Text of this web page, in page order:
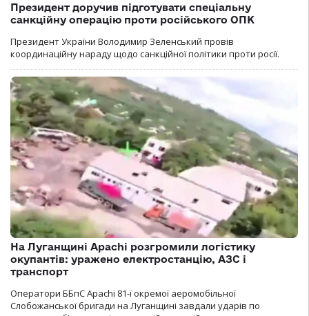
Президент доручив підготувати спеціальну
санкційну операцію проти російського ОПК
Президент України Володимир Зеленський провів
координаційну нараду щодо санкційної політики проти росії.
На Луганщині Apachi розгромили логістику
окупантів: уражено електростанцію, АЗС і
транспорт
Оператори ББпС Apachi 81-ї окремої аеромобільної
Слобожанської бригади на Луганщині завдали ударів по